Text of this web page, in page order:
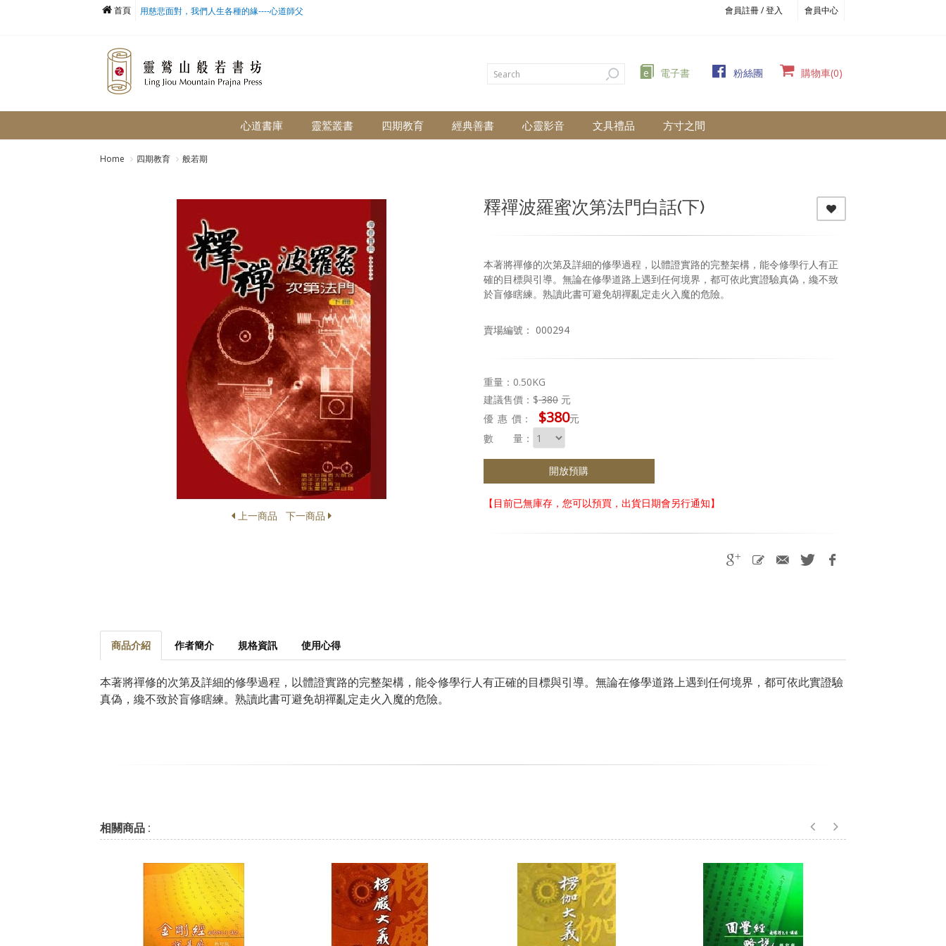
會員註冊 / 登入 會員中心
首頁 用慈悲面對，我們人生各種的緣----心道師父
e 電子書 粉絲團 購物車(0)
心道書庫 靈鷲叢書 四期教育 經典善書 心靈影音 文具禮品 方寸之間
Home 四期教育 般若期
上一商品 下一商品
釋禪波羅蜜次第法門白話(下)
本著將禪修的次第及詳細的修學過程，以體證實路的完整架構，能令修學行人有正
確的目標與引導。無論在修學道路上遇到任何境界，都可依此實證驗真偽，纔不致
於盲修瞎練。熟讀此書可避免胡禪亂定走火入魔的危險。
賣場編號： 000294
重量：0.50KG
建議售價：$380 元
優惠 價： $380元
數 量：
開放預購
【目前已無庫存，您可以預買，出貨日期會另行通知】
商品介紹 作者簡介 規格資訊 使用心得
本著將禪修的次第及詳細的修學過程，以體證實路的完整架構，能令修學行人有正確的目標與引導。無論在修學道路上遇到任何境界，都可依此實證驗
真偽，纔不致於盲修瞎練。熟讀此書可避免胡禪亂定走火入魔的危險。
相關商品 :